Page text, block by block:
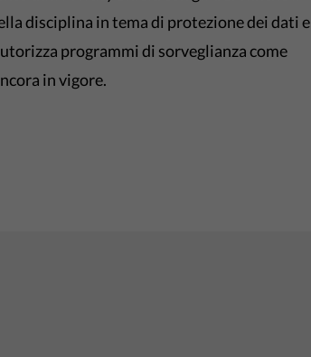
disciplina in tema di protezione dei dati e
programmi di sorveglianza come
in vigore.